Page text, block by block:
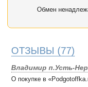
Обмен
ОТЗЫВЫ (77)
Владимир п.Усть-
О покупке в